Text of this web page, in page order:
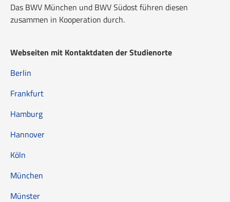
Das BWV München und BWV Südost führen diesen
zusammen in Kooperation durch.
Webseiten mit Kontaktdaten der Studienorte
Berlin
Frankfurt
Hamburg
Hannover
Köln
München
Münster